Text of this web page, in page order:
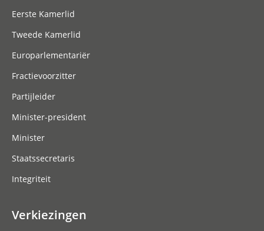
Eerste Kamerlid
Tweede Kamerlid
Europarlementariër
Fractievoorzitter
Partijleider
Minister-president
Minister
Staatssecretaris
Integriteit
Verkiezingen